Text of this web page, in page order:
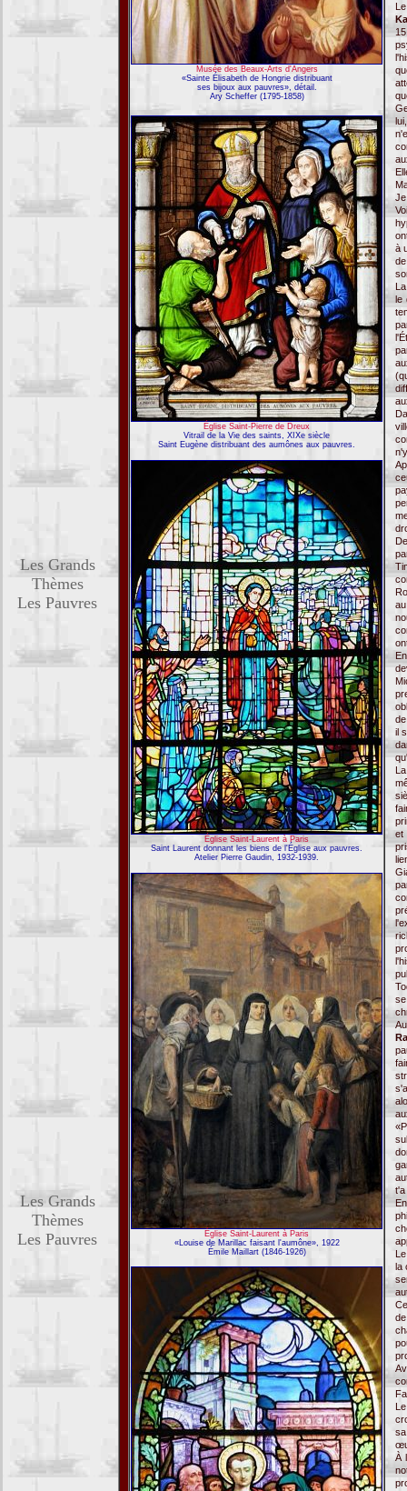
Les Grands
Thèmes
Les Pauvres
Les Grands
Thèmes
Les Pauvres
Musée des Beaux-Arts d'Angers
«Sainte Élisabeth de Hongrie distribuant
ses bijoux aux pauvres», détail.
Ary Scheffer (1795-1858)
Église Saint-Pierre de Dreux
Vitrail de la Vie des saints, XIXe siècle
Saint Eugène distribuant des aumônes aux pauvres.
Église Saint-Laurent à Paris
Saint Laurent donnant les biens de l'Église aux pauvres.
Atelier Pierre Gaudin, 1932-1939.
Église Saint-Laurent à Paris
«Louise de Marillac faisant l'aumône», 1922
Émile Maillart (1846-1926)
à
le
il
et
la
À